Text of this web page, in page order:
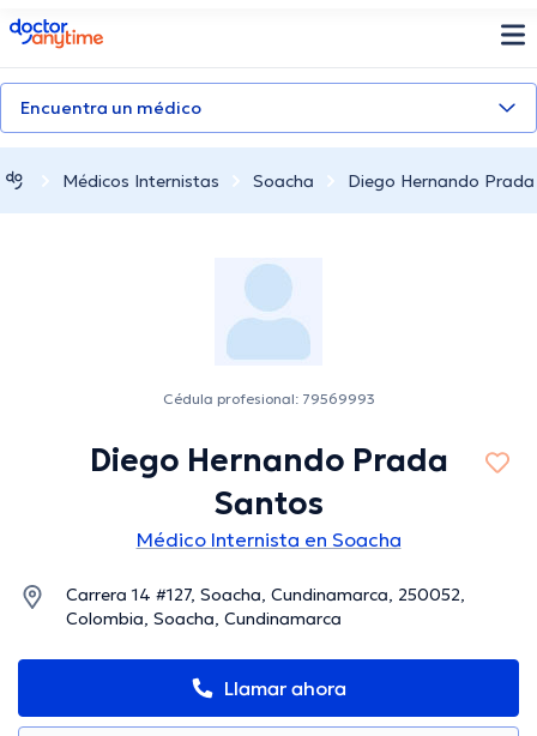
doctoranytime
Encuentra un médico
Médicos Internistas Soacha Diego Hernando
Cédula profesional: 79569993
Diego Hernando Prada
Santos
Médico Internista en Soacha
Carrera 14 #127, Soacha, Cundinamarca, 250052,
Colombia, Soacha, Cundinamarca
Llamar ahora